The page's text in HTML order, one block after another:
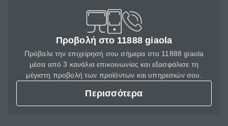
Προβολή στο 11888 giaola
Πρόβαλε την επιχείρησή σου σήμερα στο 11888 giaola
μέσα από 3 κανάλια επικοινωνίας και εξασφάλισε τη
μέγιστη προβολή των προϊόντων και υπηρεσιών σου.
Περισσότερα